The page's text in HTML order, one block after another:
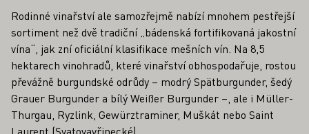
Rodinné vinařství ale samozřejmě nabízí mnohem pestřejší
sortiment než dvě tradiční „bádenská fortifikovaná jakostní
vína“, jak zní oficiální klasifikace mešních vín. Na 8,5
hektarech vinohradů, které vinařství obhospodařuje, rostou
převážně burgundské odrůdy – modrý Spätburgunder, šedý
Grauer Burgunder a bílý Weißer Burgunder –, ale i Müller-
Thurgau, Ryzlink, Gewürztraminer, Muškát nebo Saint
Laurent (Svatovavřinecké).